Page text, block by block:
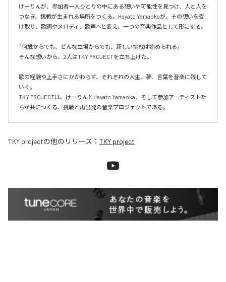
けーりんが、参加者一人ひとりの中にある想いや可能性を見つけ、人と人を
つなぎ、挑戦が生まれる場所をつくる。Hayato Yamaokaが、その想いを受
け取り、歌詞やメロディ、歌声へと変え、一つの音楽作品として形にする。
「何歳からでも、どんな立場からでも、新しい挑戦は始められる」
そんな想いから、2人はTKY PROJECTを立ち上げた。
歌の経験や上手さにかかわらず、それぞれの人生、夢、言葉を音楽に残して
いく。
TKY PROJECTは、けーりんとHayato Yamaoka、そして参加アーティストた
ちが共につくる、挑戦と再出発の音楽プロジェクトである。
TKY projectの他のリリース： TKY project